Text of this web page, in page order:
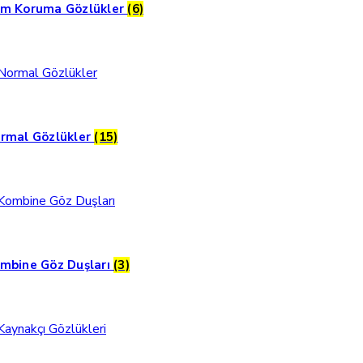
Koruma Gözlükler (6)
Gözlükler (15)
Göz Duşları (3)